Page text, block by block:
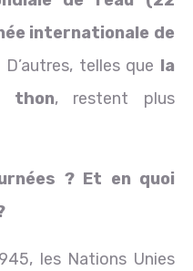
internationale de
D’autres, telles que la
thon, restent plus
? Et en quoi
les Nations Unies